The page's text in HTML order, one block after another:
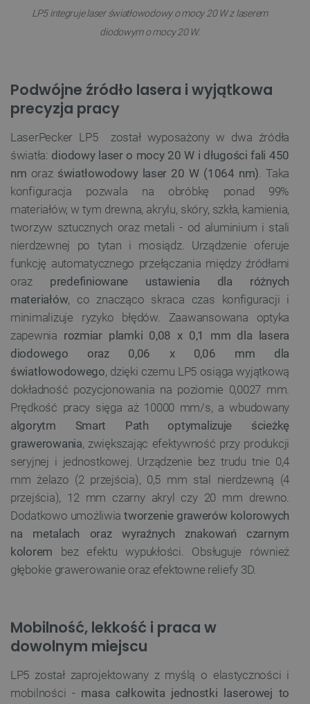
LP5 integrujelaser światłowodowy o mocy 20 Wzlaserem
diodowym o mocy 20 W.
Podwójne źródło lasera i wyjątkowa
precyzja pracy
LaserPecker LP5 został wyposażony w dwa źródła
światła: diodowy laser o mocy 20 W i długości fali 450
nm oraz światłowodowy laser 20 W (1064 nm). Taka
konfiguracja pozwala na obróbkę ponad 99%
materiałów, w tym drewna, akrylu, skóry, szkła, kamienia,
tworzyw sztucznych oraz metali - od aluminium i stali
nierdzewnej po tytan i mosiądz. Urządzenie oferuje
funkcję automatycznego przełączania między źródłami
oraz predefiniowane ustawienia dla różnych
materiałów, co znacząco skraca czas konfiguracji i
minimalizuje ryzyko błędów. Zaawansowana optyka
zapewnia rozmiar plamki 0,08 x 0,1 mm dla lasera
diodowego oraz 0,06 x 0,06 mm dla
światłowodowego, dzięki czemu LP5 osiąga wyjątkową
dokładność pozycjonowania na poziomie 0,0027 mm.
Prędkość pracy sięga aż 10000 mm/s, a wbudowany
algorytm Smart Path optymalizuje ścieżkę
grawerowania, zwiększając efektywność przy produkcji
seryjnej i jednostkowej. Urządzenie bez trudu tnie 0,4
mm żelazo (2 przejścia), 0,5 mm stal nierdzewną (4
przejścia), 12 mm czarny akryl czy 20 mm drewno.
Dodatkowo umożliwiatworzenie grawerów kolorowych
na metalach oraz wyraźnych znakowań czarnym
kolorem bez efektu wypukłości. Obsługuje również
głębokie grawerowanie oraz efektowne reliefy 3D.
Mobilność, lekkość i praca w
dowolnym miejscu
LP5 został zaprojektowany z myślą o elastyczności i
mobilności - masa całkowita jednostki laserowej to